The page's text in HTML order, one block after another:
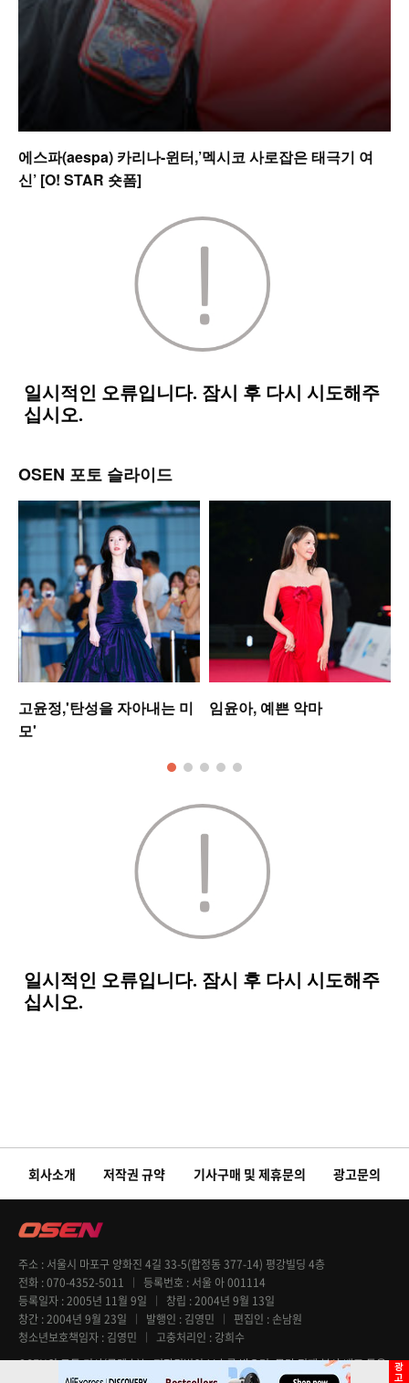
에스파(aespa) 카리나-윈터,’멕시코 사로잡은 태극기 여
신’ [O! STAR 숏폼]
OSEN 포토 슬라이드
고윤정,'탄성을 자아내는 미
모'
임윤아, 예쁜 악마
회사소개 저작권 규약 기사구매 및 제휴문의 광고문의
주소
서울시 마포구 양화진 4길 33-5(합정동 377-14) 평강빌딩 4층
전화 070-4352-5011 등록번호
서울 아 001114
등록일자 2005년 11월 9일 창립 2004년 9월 13일
창간 2004년 9월 23일 발행인 김영민 편집인
손남원
청소년보호책임자 김영민 고충처리인
강희수
OSEN의 모든 기사(콘텐츠)는 저작권법의 보호를 받으며, 무단 전재 복사 배포 등을
엄격히 금지합니다. Copyright @ OSEN All rights reserved.